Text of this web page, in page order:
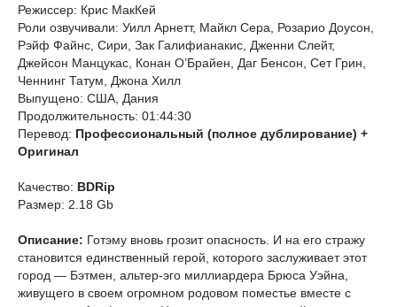
Режиссер: Крис МакКей
Роли озвучивали: Уилл Арнетт, Майкл Сера, Розарио Доусон,
Рэйф Файнс, Сири, Зак Галифианакис, Дженни Слейт,
Джейсон Манцукас, Конан О’Брайен, Даг Бенсон, Сет Грин,
Ченнинг Татум, Джона Хилл
Выпущено: США, Дания
Продолжительность: 01:44:30
Перевод: Профессиональный (полное дублирование) +
Оригинал
Качество: BDRip
Размер: 2.18 Gb
Описание: Готэму вновь грозит опасность. И на его стражу
становится единственный герой, которого заслуживает этот
город — Бэтмен, альтер-эго миллиардера Брюса Уэйна,
живущего в своем огромном родовом поместье вместе с